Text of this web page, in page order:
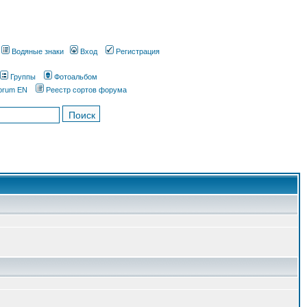
Водяные знаки Вход Регистрация
Группы
Фотоальбом
EN
Реестр сортов форума